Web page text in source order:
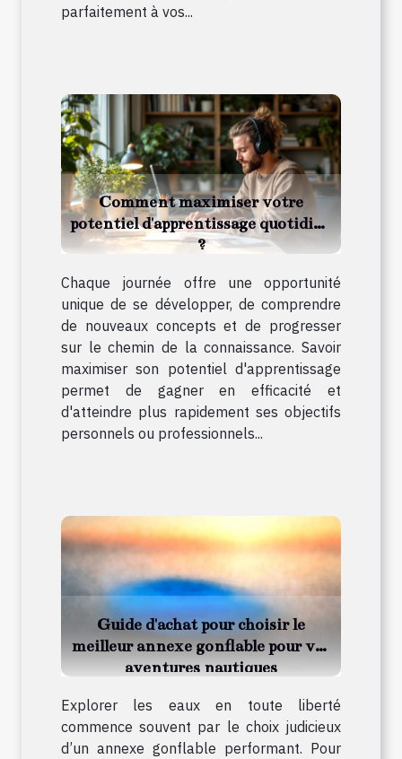
parfaitement à vos...
Comment maximiser votre
potentiel d'apprentissage quotidien
?
Chaque journée offre une opportunité
unique de se développer, de comprendre
de nouveaux concepts et de progresser
sur le chemin de la connaissance. Savoir
maximiser son potentiel d'apprentissage
permet de gagner en efficacité et
d'atteindre plus rapidement ses objectifs
personnels ou professionnels...
Guide d'achat pour choisir le
meilleur annexe gonflable pour vos
aventures nautiques
Explorer les eaux en toute liberté
commence souvent par le choix judicieux
d’un annexe gonflable performant. Pour